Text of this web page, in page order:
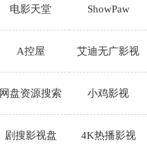
电影天堂 ShowPaw
A控屋 艾迪无广影视
网盘资源搜索 小鸡影视
剧搜影视盘 4K热播影视